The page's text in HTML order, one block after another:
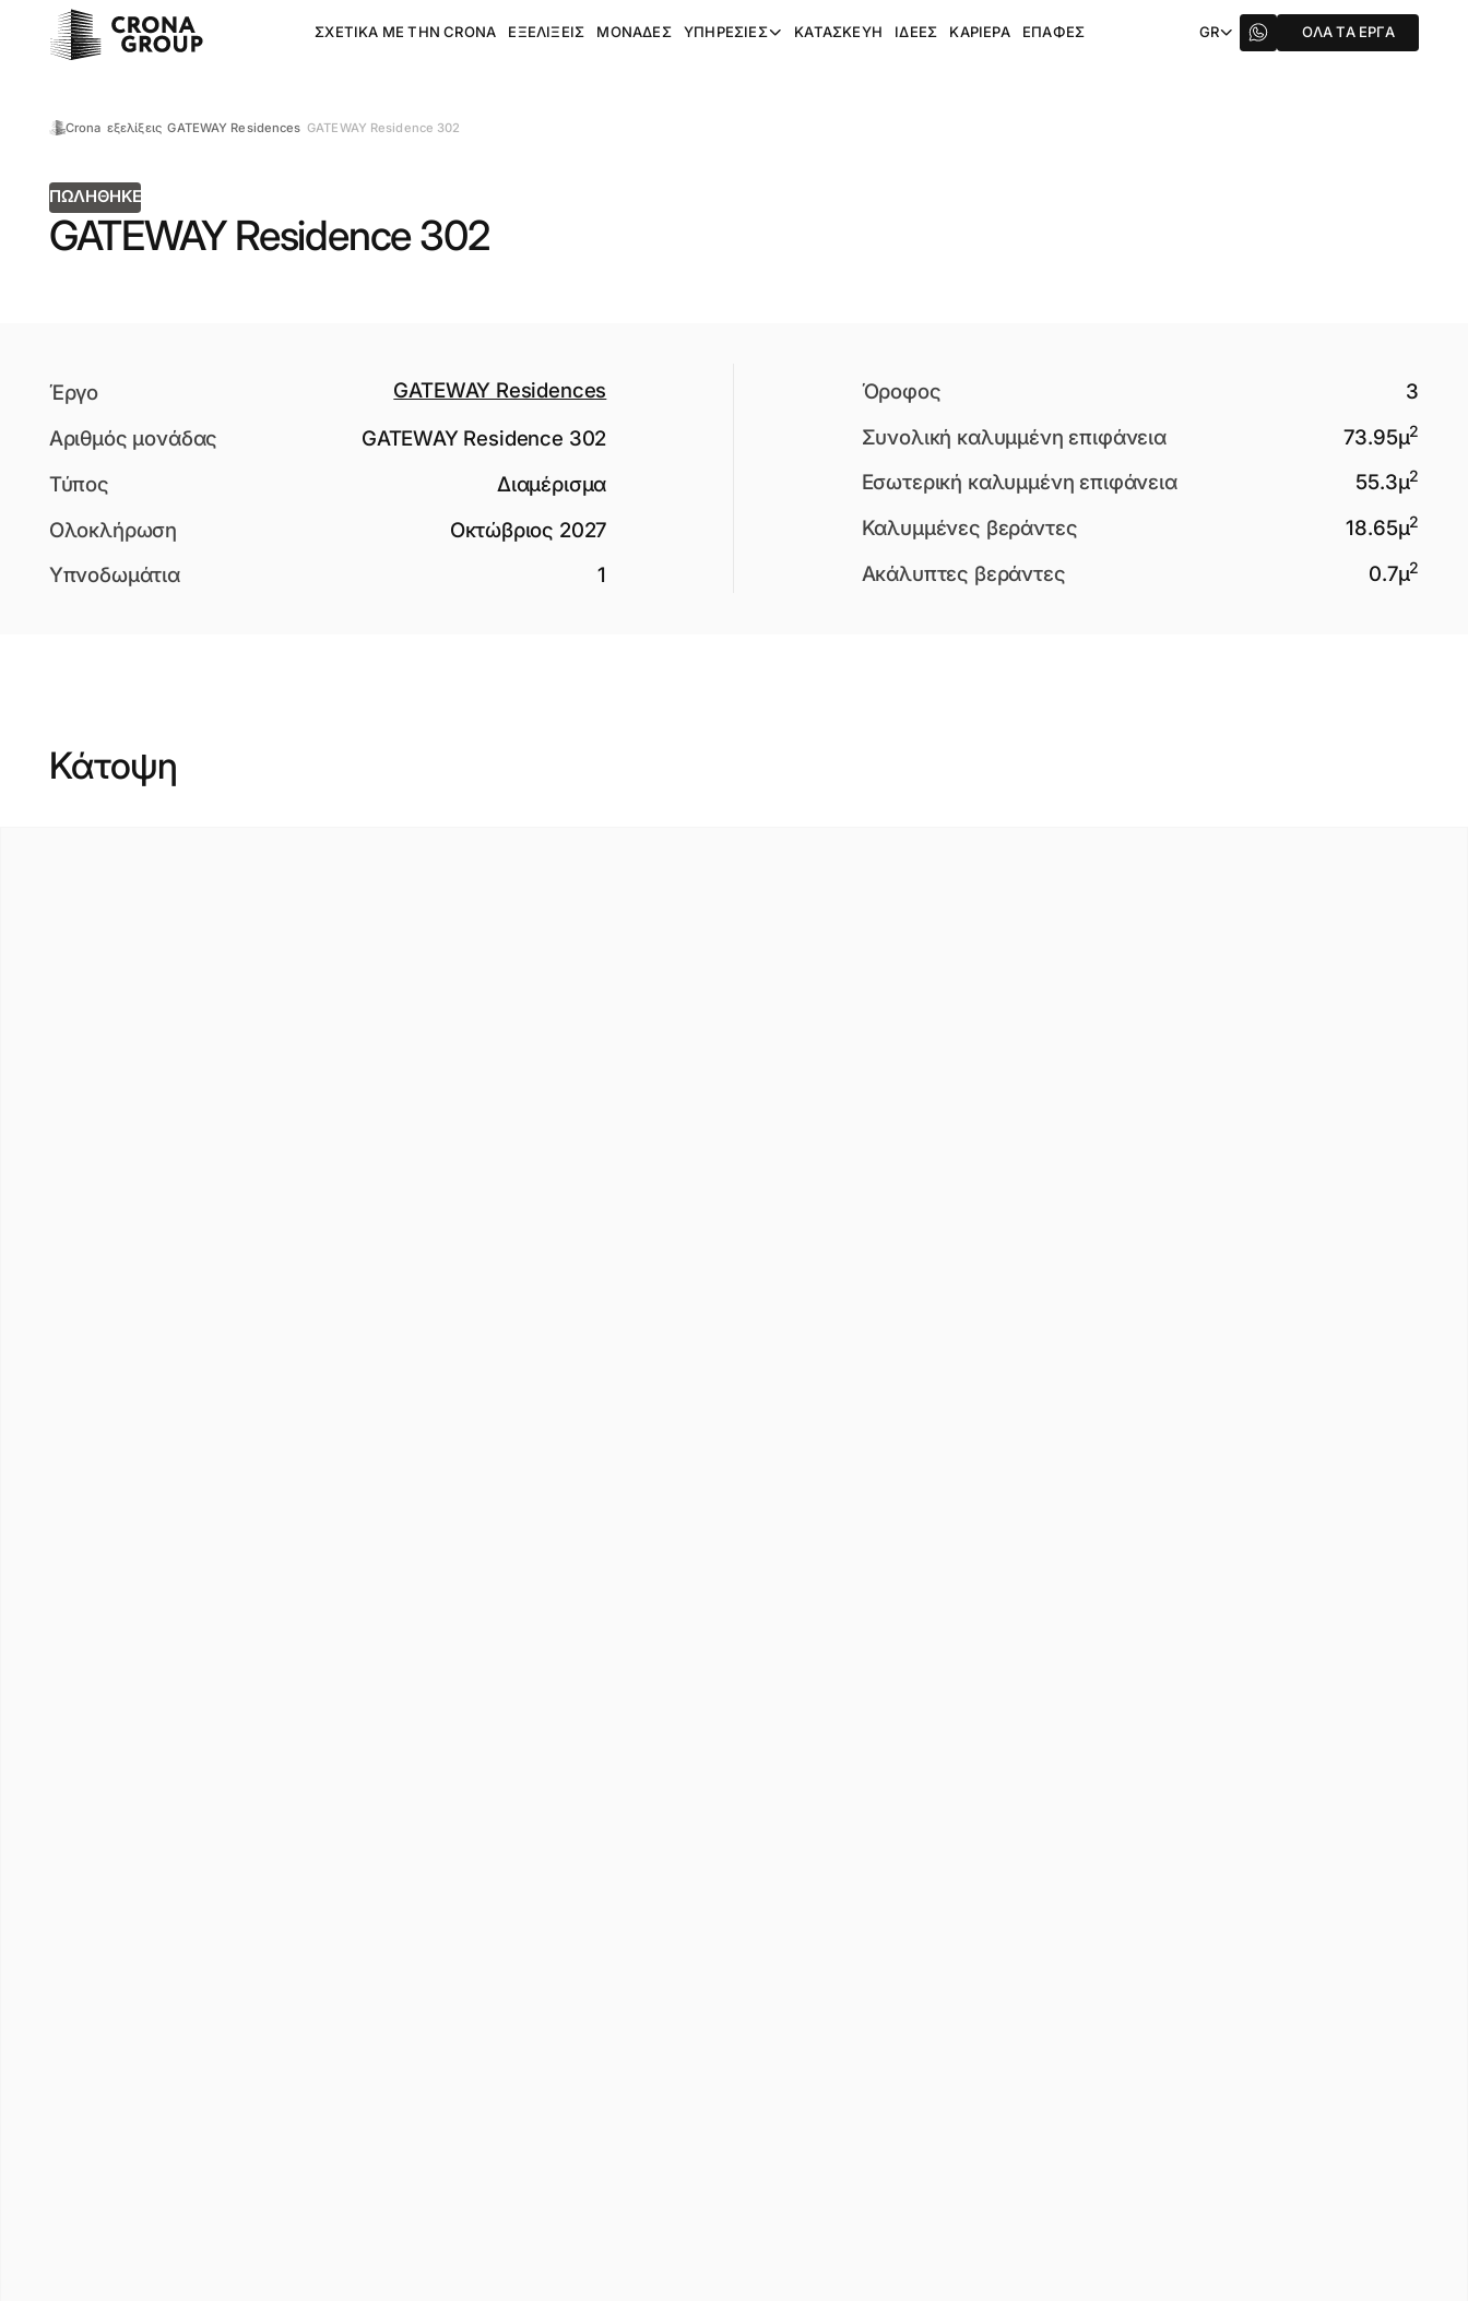
ΣΧΕΤΙΚΆ ΜΕ ΤΗΝ CRONA ΕΞΕΛΊΞΕΙΣ ΜΟΝΆΔΕΣ ΥΠΗΡΕΣΊΕΣ ΚΑΤΑΣΚΕΥΉ ΙΔΈΕΣ ΚΑΡΙΈΡΑ ΕΠΑΦΈΣ GR ΌΛΑ ΤΑ ΈΡΓΑ
Crona εξελίξεις GATEWAY Residences GATEWAY Residence 302
ΠΩΛΉΘΗΚΕ
GATEWAY Residence 302
Έργο
GATEWAY Residences
Αριθμός μονάδας
GATEWAY Residence 302
Τύπος
Διαμέρισμα
Ολοκλήρωση
Οκτώβριος 2027
Υπνοδωμάτια
1
Όροφος
3
Συνολική καλυμμένη επιφάνεια
73.95μ2
Εσωτερική καλυμμένη επιφάνεια 55.3μ2
Καλυμμένες βεράντες 18.65μ2
Ακάλυπτες βεράντες 0.7μ2
Κάτοψη